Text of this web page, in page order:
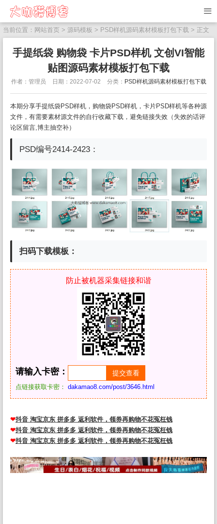
当前位置： 网站首页 > 源码模板 > PSD样机源码素材模板打包下载 > 正文
手提纸袋 购物袋 卡片PSD样机 文创VI智能
贴图源码素材模板打包下载
作者：管理员 日期：2022-07-02 分类： PSD样机源码素材模板打包下载
本期分享手提纸袋PSD样机，购物袋PSD样机，卡片PSD样机等各种源
文件，有需要素材源文件的自行收藏下载，避免链接失效（失效的话评
论区留言,博主抽空补）
PSD编号2414-2423：
扫码下载模板：
防止被机器采集链接和谐
请输入卡密：
点链接获取卡密： dakamao8.com/post/3646.html
❤抖音 淘宝京东 拼多多 返利软件，领券再购物不花冤枉钱
❤抖音 淘宝京东 拼多多 返利软件，领券再购物不花冤枉钱
❤抖音 淘宝京东 拼多多 返利软件，领券再购物不花冤枉钱